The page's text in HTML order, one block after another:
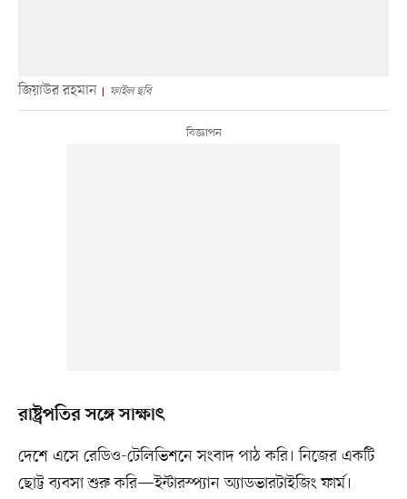
জিয়াউর রহমান ফাইল ছবি
রাষ্ট্রপতির সঙ্গে সাক্ষাৎ
দেশে এসে রেডিও-টেলিভিশনে সংবাদ পাঠ করি। নিজের একটি
ছোট্ট ব্যবসা শুরু করি—ইন্টারস্প্যান অ্যাডভারটাইজিং ফার্ম।